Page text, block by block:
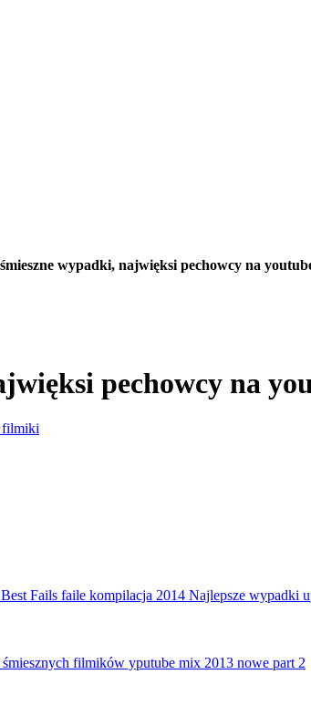
śmieszne wypadki, najwięksi pechowcy na
pechowcy na
filmiki
Fails faile kompilacja 2014 Najlepsze wypadki
filmików yputube mix 2013 nowe part 2